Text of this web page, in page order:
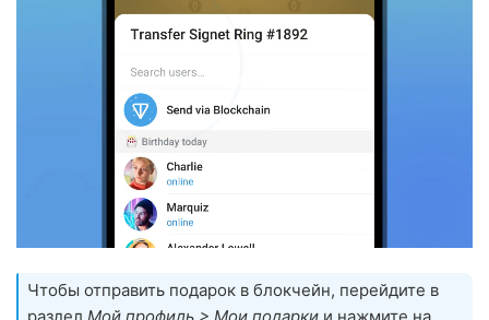
Чтобы отправить подарок в блокчейн, перейдите в